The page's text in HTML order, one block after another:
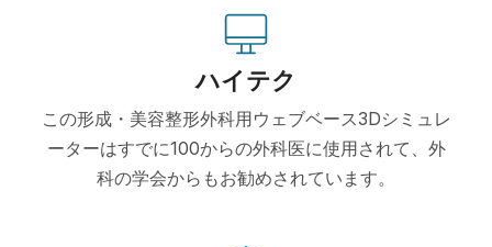
ハイテク
この形成・美容整形外科用ウェブベース3Dシミュレ
ーターはすでに100からの外科医に使用されて、外
科の学会からもお勧めされています。